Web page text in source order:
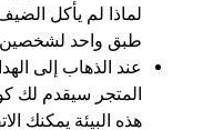
لماذا لم يأكل
طبق واحد
عند الذهاب إلى
المتجر سيقدم لك
هذه البيئة يمكنك